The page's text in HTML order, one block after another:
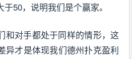
50，说明我们是个赢家。
和对手都处于同样的情形，这
异才是体现我们德州扑克盈利